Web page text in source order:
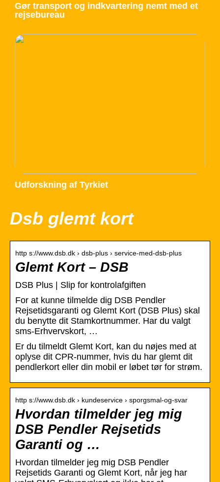
Gør transport og indkvartering nemt med et
rejsebureau
Udforskning af Tyrkiet
Dsb glemt kort
http s://www.dsb.dk › dsb-plus › service-med-dsb-plus
Glemt Kort – DSB
DSB Plus | Slip for kontrolafgiften
For at kunne tilmelde dig DSB Pendler
Rejsetidsgaranti og Glemt Kort (DSB Plus) skal
du benytte dit Stamkortnummer. Har du valgt
sms-Erhvervskort, …
Er du tilmeldt Glemt Kort, kan du nøjes med at
oplyse dit CPR-nummer, hvis du har glemt dit
pendlerkort eller din mobil er løbet tør for strøm.
http s://www.dsb.dk › kundeservice › sporgsmal-og-svar
Hvordan tilmelder jeg mig
DSB Pendler Rejsetids
Garanti og …
Hvordan tilmelder jeg mig DSB Pendler
Rejsetids Garanti og Glemt Kort, når jeg har